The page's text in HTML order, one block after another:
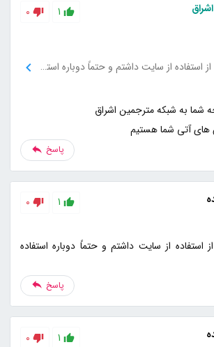
1
0
تجربه بسیار خوبی از استفاده از سایت داشتم و حتماً دوباره استفاده می‌کنم.
های آتی شما هستیم
پاسخ
1
0
استفاده از سایت داشتم و حتماً دوباره استفاده
پاسخ
1
0